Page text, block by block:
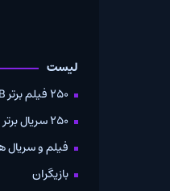
فیلم و سریال های بزودی